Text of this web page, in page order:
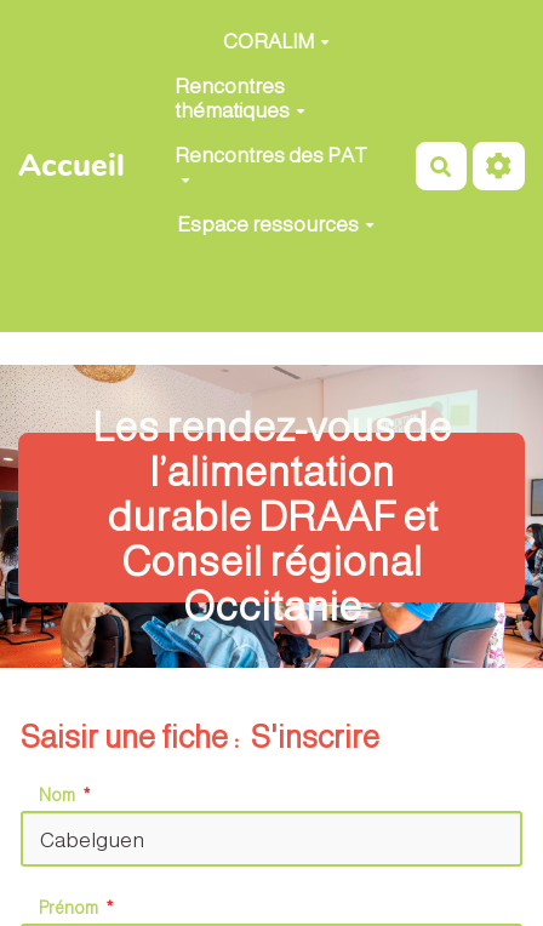
Aller au contenu principal
Accueil
CORALIM
Rencontres
thématiques
Rencontres des PAT
Espace ressources
Les rendez-vous de
l’alimentation
durable DRAAF et
Conseil régional
Occitanie
Saisir une fiche : S'inscrire
Nom
Prénom